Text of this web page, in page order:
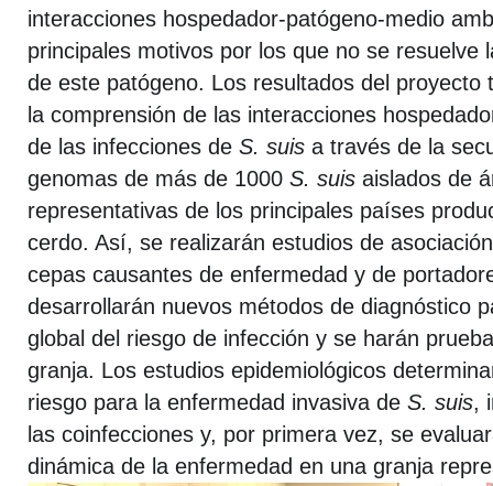
interacciones hospedador-patógeno-medio
principales motivos por los que no se resuelve
de este patógeno. Los resultados del proyecto
la comprensión de las interacciones
de las infecciones de S. suis a través de la
genomas de más de 1000 S. suis aislados de
representativas de los principales países
cerdo. Así, se realizarán estudios de
cepas causantes de enfermedad y de
desarrollarán nuevos métodos de diagnóstico
global del riesgo de infección y se harán
granja. Los estudios epidemiológicos
riesgo para la enfermedad invasiva de S. suis,
las coinfecciones y, por primera vez, se
dinámica de la enfermedad en una granja